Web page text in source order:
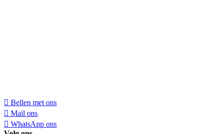
Bellen met ons
Mail ons
WhatsApp ons